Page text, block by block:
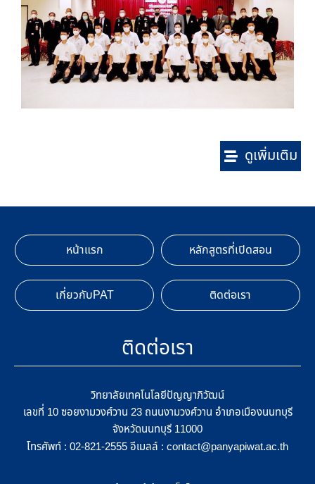
ดูเพิ่มเติม
หน้าแรก หลักสูตรที่เปิดสอน
เกี่ยวกับPAT ติดต่อเรา
ติดต่อเรา
วิทยาลัยเทคโนโลยีปัญญาภิวัฒน์
เลขที่ 10 ซอยงามวงศ์วาน 23 ถนนงามวงศ์วาน อำเภอเมืองนนทบุรี
จังหวัดนนทบุรี 11000
โทรศัพท์ : 02-821-2555 อีเมลล์ : contact@panyapiwat.ac.th